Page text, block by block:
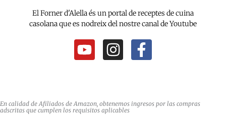
El Forner d'Alella és un portal de receptes de cuina
casolana que es nodreix del nostre canal de Youtube
Y
o
u
I
n
a
F
a
b
En calidad de Afiliados de Amazon, obtenemos ingresos por las compras
adscritas que cumplen los requisitos aplicables